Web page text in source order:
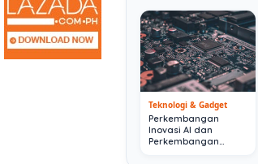
Teknologi & Gadget
Perkembangan
Inovasi AI dan
Perkembangan